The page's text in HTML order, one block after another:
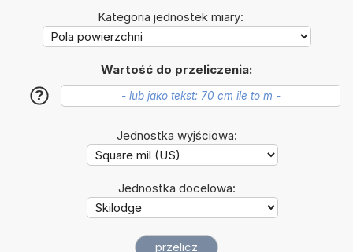
Kategoria jednostek miary:
Wartość do przeliczenia:
?
Jednostka wyjściowa:
Jednostka docelowa: